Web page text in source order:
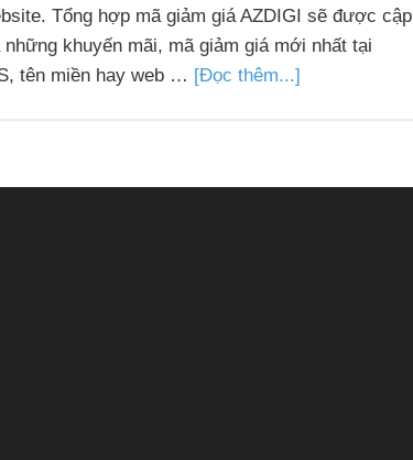
Tổng hợp mã giảm giá AZDIGI sẽ được cập
khuyến mãi, mã giảm giá mới nhất tại
tên miền hay web … [Đọc thêm...]